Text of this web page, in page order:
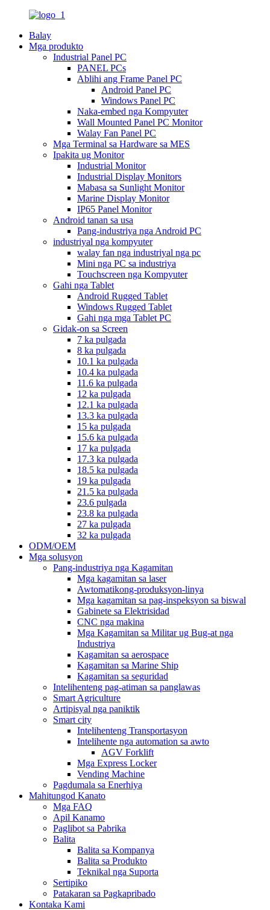
Balay
Mga produkto
Industrial Panel PC
PANEL PCs
Ablihi ang Frame Panel PC
Android Panel PC
Windows Panel PC
Naka-embed nga Kompyuter
Wall Mounted Panel PC Monitor
Walay Fan Panel PC
Mga Terminal sa Hardware sa MES
Ipakita ug Monitor
Industrial Monitor
Industrial Display Monitors
Mabasa sa Sunlight Monitor
Marine Display Monitor
IP65 Panel Monitor
Android tanan sa usa
Pang-industriya nga Android PC
industriyal nga kompyuter
walay fan nga industriyal nga pc
Mini nga PC sa industriya
Touchscreen nga Kompyuter
Gahi nga Tablet
Android Rugged Tablet
Windows Rugged Tablet
Gahi nga mga Tablet PC
Gidak-on sa Screen
7 ka pulgada
8 ka pulgada
10.1 ka pulgada
10.4 ka pulgada
11.6 ka pulgada
12 ka pulgada
12.1 ka pulgada
13.3 ka pulgada
15 ka pulgada
15.6 ka pulgada
17 ka pulgada
17.3 ka pulgada
18.5 ka pulgada
19 ka pulgada
21.5 ka pulgada
23.6 pulgada
23.8 ka pulgada
27 ka pulgada
32 ka pulgada
ODM/OEM
Mga solusyon
Pang-industriya nga Kagamitan
Mga kagamitan sa laser
Awtomatikong-produksyon-linya
Mga kagamitan sa pag-inspeksyon sa biswal
Gabinete sa Elektrisidad
CNC nga makina
Mga Kagamitan sa Militar ug Bug-at nga
Industriya
Kagamitan sa aerospace
Kagamitan sa Marine Ship
Kagamitan sa seguridad
Intelihenteng pag-atiman sa panglawas
Smart Agriculture
Artipisyal nga paniktik
Smart city
Intelihenteng Transportasyon
Intelihente nga automation sa awto
AGV Forklift
Mga Express Locker
Vending Machine
Pagdumala sa Enerhiya
Mahitungod Kanato
Mga FAQ
Apil Kanamo
Paglibot sa Pabrika
Balita
Balita sa Kompanya
Balita sa Produkto
Teknikal nga Suporta
Sertipiko
Patakaran sa Pagkapribado
Kontaka Kami